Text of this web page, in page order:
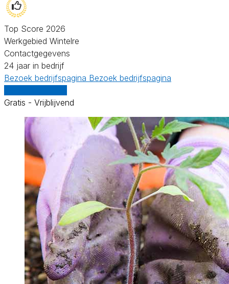
Top Score 2026
Werkgebied Wintelre
Contactgegevens
24 jaar in bedrijf
Bezoek bedrijfspagina Bezoek bedrijfspagina
Gratis - Vrijblijvend